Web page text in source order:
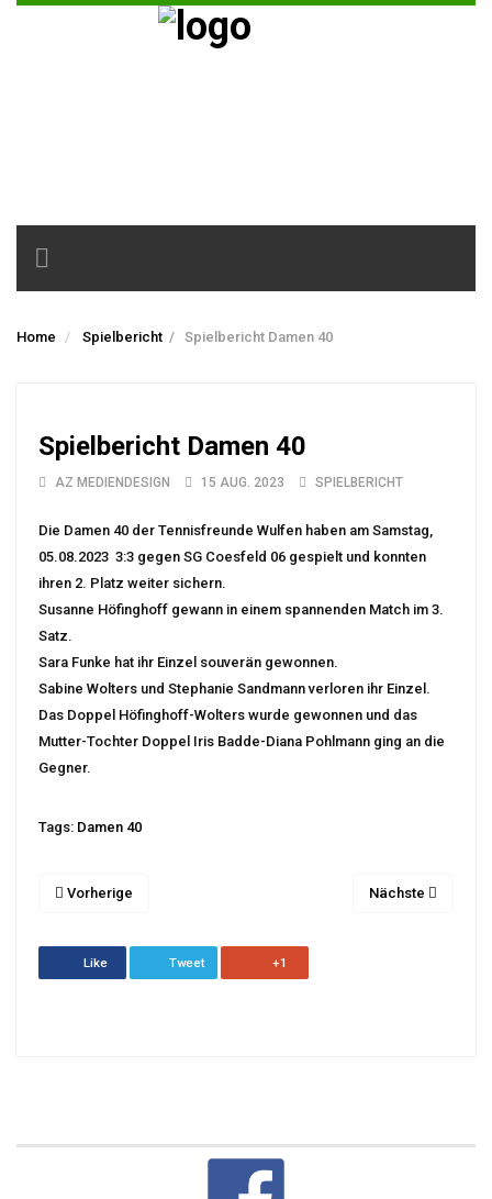
Toggle
navigation
Home Spielbericht / Spielbericht Damen 40
Spielbericht Damen 40
AZ MEDIENDESIGN 15 AUG. 2023 SPIELBERICHT
Die Damen 40 der Tennisfreunde Wulfen haben am Samstag,
05.08.2023 3:3 gegen SG Coesfeld 06 gespielt und konnten
ihren 2. Platz weiter sichern.
Susanne Höfinghoff gewann in einem spannenden Match im 3.
Satz.
Sara Funke hat ihr Einzel souverän gewonnen.
Sabine Wolters und Stephanie Sandmann verloren ihr Einzel.
Das Doppel Höfinghoff-Wolters wurde gewonnen und das
Mutter-Tochter Doppel Iris Badde-Diana Pohlmann ging an die
Gegner.
Tags: Damen 40
Vorherige Nächste
Like Tweet +1